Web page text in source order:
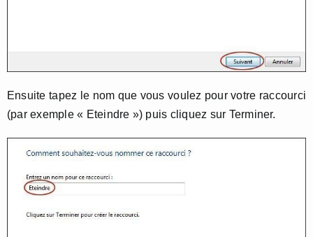
Ensuite tapez le nom que vous voulez pour votre raccourci
(par exemple « Eteindre ») puis cliquez sur Terminer.